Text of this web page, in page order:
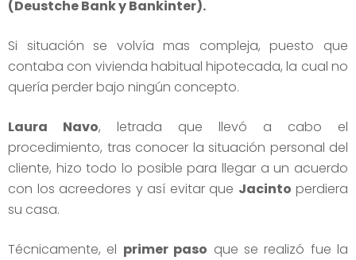
(Deustche Bank y Bankinter).
Si situación se volvía mas compleja, puesto que
contaba con vivienda habitual hipotecada, la cual no
quería perder bajo ningún concepto.
Laura Navo, letrada que llevó a cabo el
procedimiento, tras conocer la situación personal del
cliente, hizo todo lo posible para llegar a un acuerdo
con los acreedores y así evitar que Jacinto perdiera
su casa.
Técnicamente, el primer paso que se realizó fue la